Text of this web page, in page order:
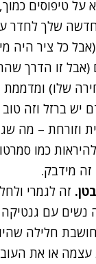
טיפוסים
שלך לחדר
כל ציר היה
(אבל זו הדרך
שלו)
יש ברזל וזה טוב
וזורחת – מה
כמו
זה מידבק.
זה לגמרי
נשים עם גנטיקה
חלילה
או את